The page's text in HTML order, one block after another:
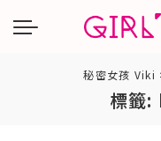
秘密女孩 Viki
標籤: